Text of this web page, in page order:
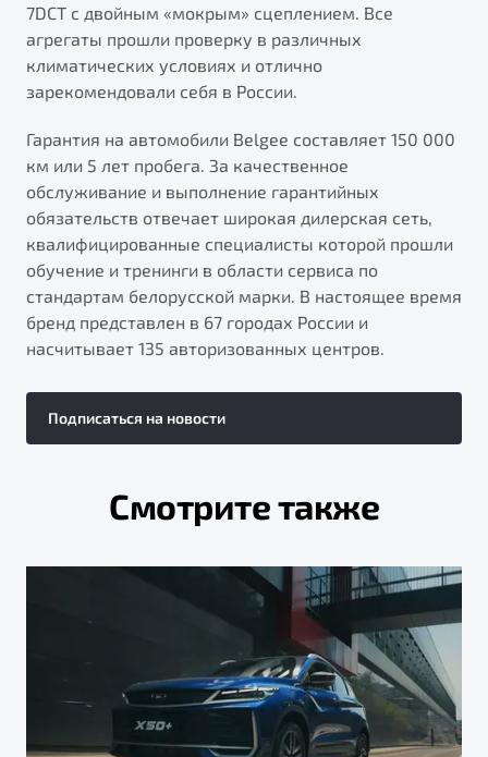
7DCT с двойным «мокрым» сцеплением. Все
агрегаты прошли проверку в различных
климатических условиях и отлично
зарекомендовали себя в России.
Гарантия на автомобили Belgee составляет 150 000
км или 5 лет пробега. За качественное
обслуживание и выполнение гарантийных
обязательств отвечает широкая дилерская сеть,
квалифицированные специалисты которой прошли
обучение и тренинги в области сервиса по
стандартам белорусской марки. В настоящее время
бренд представлен в 67 городах России и
насчитывает 135 авторизованных центров.
Подписаться на новости
Смотрите также